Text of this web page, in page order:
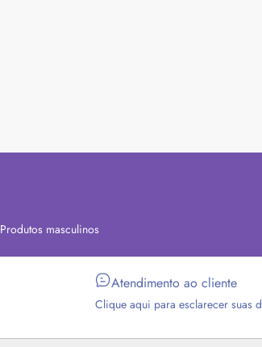
Produtos masculinos
Atendimento ao cliente
Clique aqui para esclarecer suas